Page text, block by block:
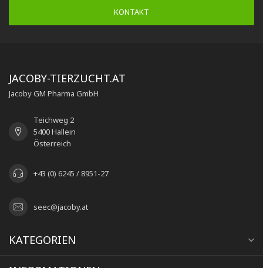
KONTAKT
JACOBY-TIERZUCHT.AT
Jacoby GM Pharma GmbH
Teichweg 2
5400 Hallein
Österreich
+43 (0) 6245 / 8951-27
seec@jacoby.at
KATEGORIEN